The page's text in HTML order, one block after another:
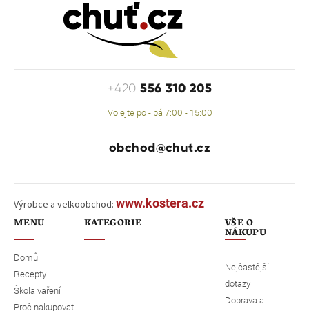
+420556 310 205
Volejte po - pá 7:00 - 15:00
obchod@chut.cz
Výrobce a velkoobchod: www.kostera.cz
MENU
Domů
Recepty
Škola vaření
Proč nakupovat
KATEGORIE VŠE O
NÁKUPU
Nejčastější
dotazy
Doprava a